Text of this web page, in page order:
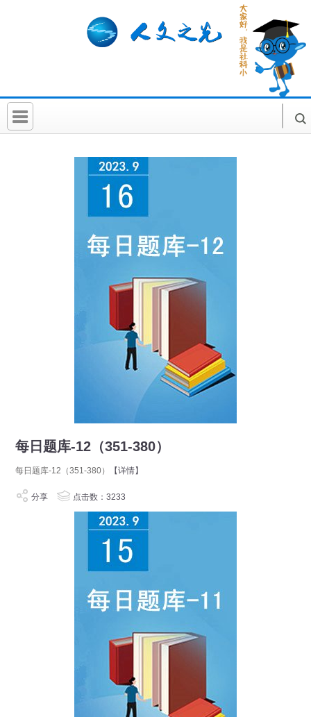
每日题库-12（351-380）
每日题库-12（351-380） 【详情】
分享 点击数：3233